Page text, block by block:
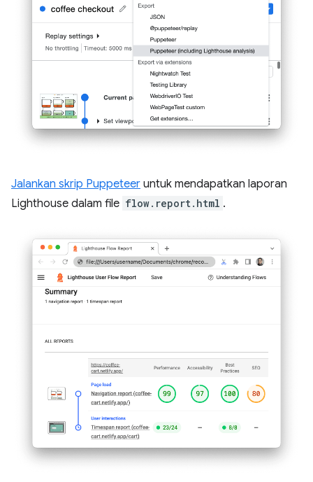
Jalankan skrip Puppeteer untuk mendapatkan laporan
Lighthouse dalam file flow.report.html .